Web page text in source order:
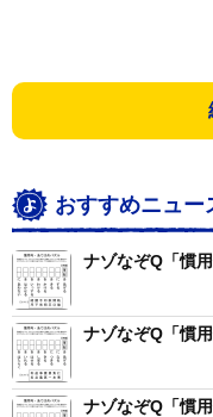
おすすめニュー
ナゾなぞQ「慣
ナゾなぞQ「慣
ナゾなぞQ「慣